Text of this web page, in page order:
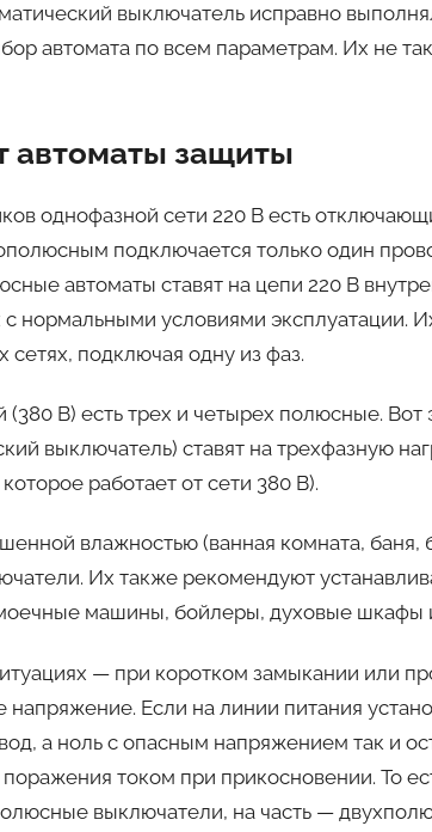
выключатель исправно
автомата по всем параметрам. Их не
автоматы защиты
однофазной сети 220 В есть
подключается только один
автоматы ставят на цепи 220 В
нормальными условиями эксплуатации.
сетях, подключая одну из фаз.
(380 В) есть трех и четырех полюсные.
выключатель) ставят на трехфазную
работает от сети 380 В).
влажностью (ванная комната, баня,
Их также рекомендуют
машины, бойлеры, духовые шкафы
— при коротком замыкании или
напряжение. Если на линии питания
а ноль с опасным напряжением так и
поражения током при прикосновении. То
выключатели, на часть —